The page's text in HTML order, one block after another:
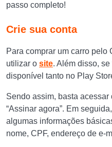
passo completo!
Crie sua conta
Para comprar um carro pelo
utilizar o site. Além disso,
disponível tanto no Play
Sendo assim, basta
“Assinar agora”. Em
algumas informações
nome, CPF, endereço de e-